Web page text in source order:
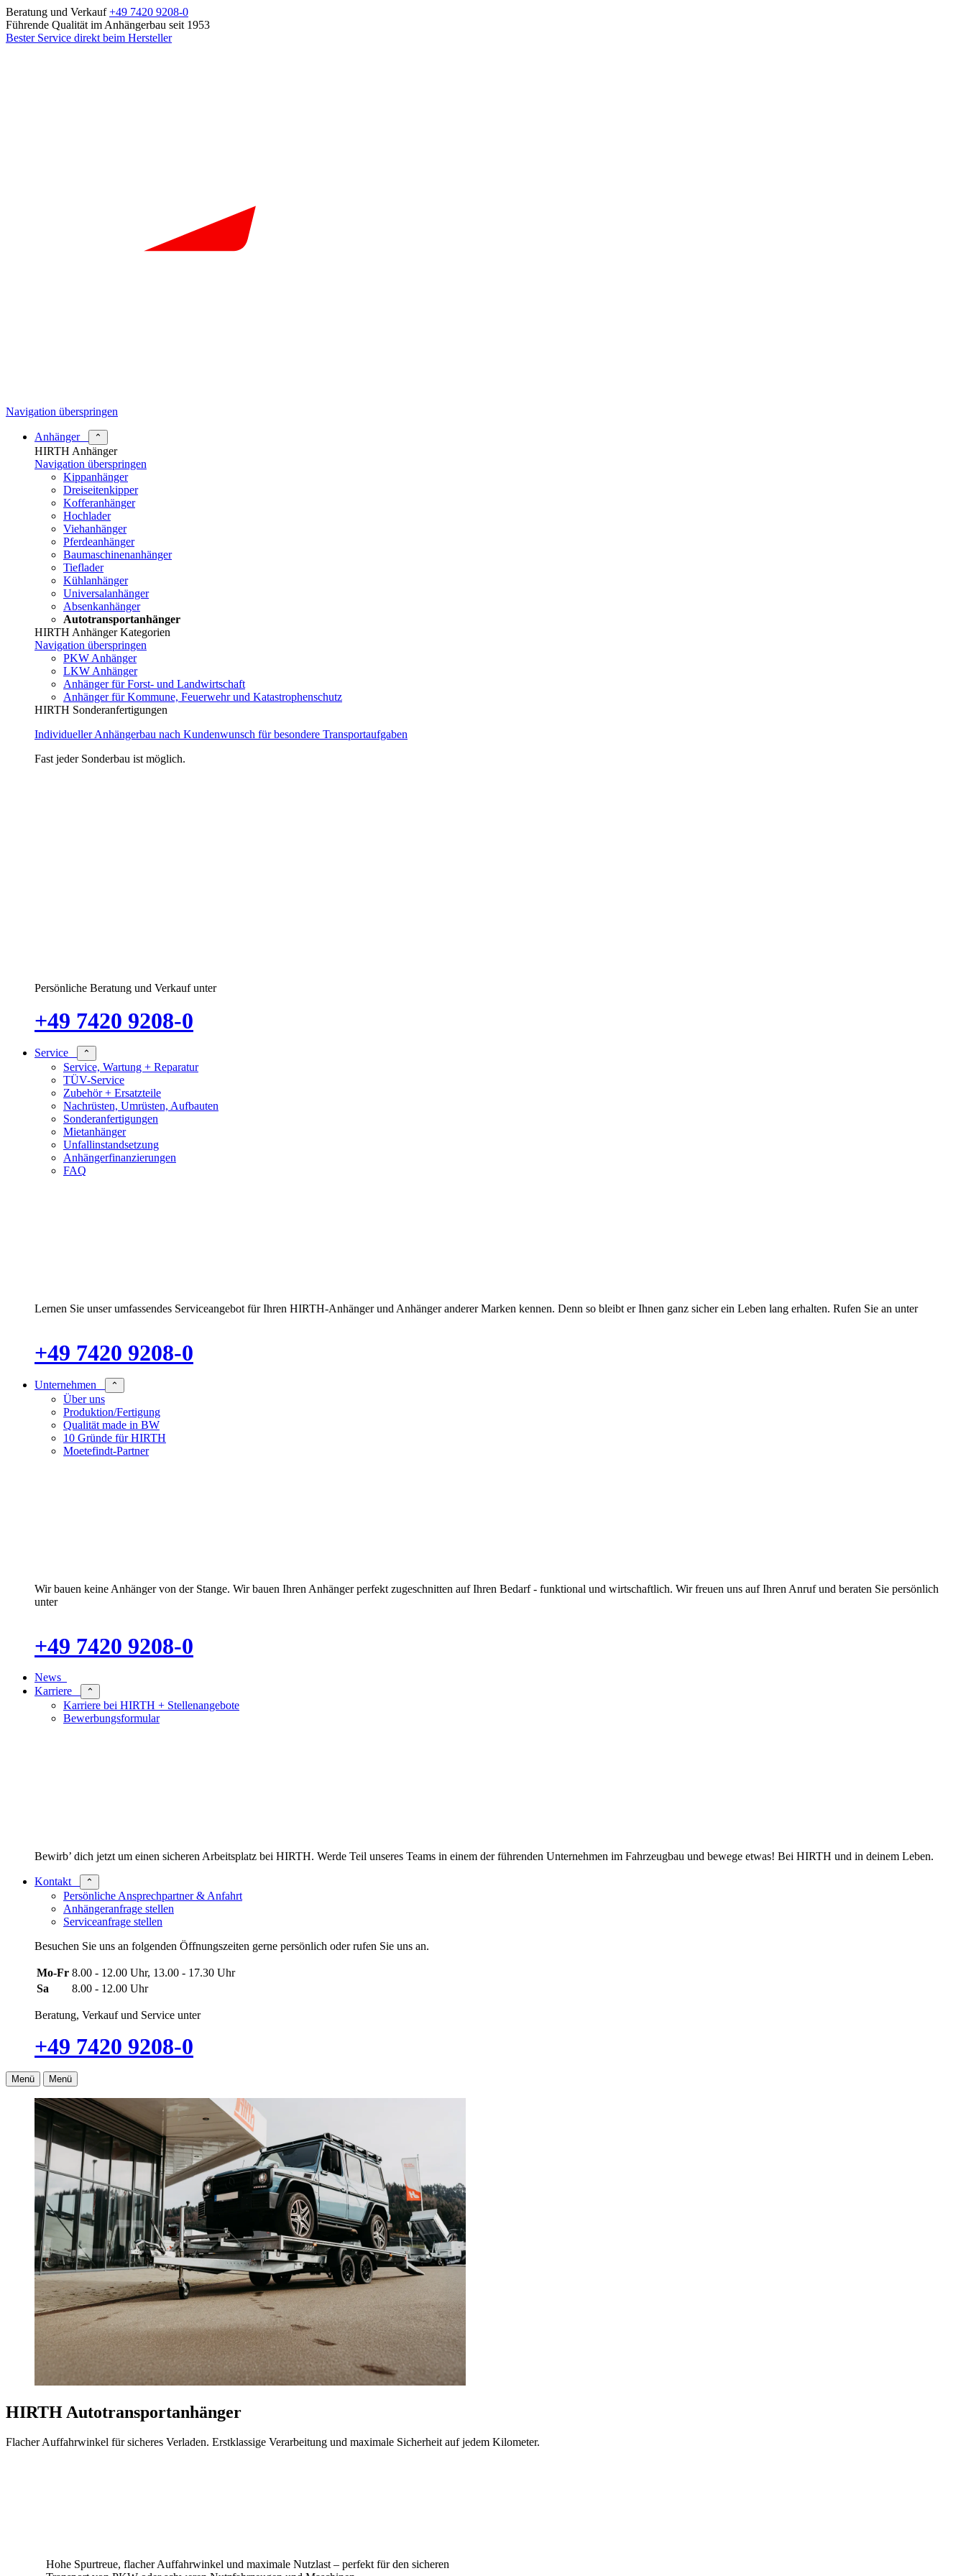
Beratung und Verkauf+49 7420 9208-0
Führende Qualität im Anhängerbau seit 1953
Bester Service direkt beim Hersteller
Navigation überspringen
Anhänger ⌃
HIRTH Anhänger
Navigation überspringen
Kippanhänger
Dreiseitenkipper
Kofferanhänger
Hochlader
Viehanhänger
Pferdeanhänger
Baumaschinenanhänger
Tieflader
Kühlanhänger
Universalanhänger
Absenkanhänger
Autotransportanhänger
HIRTH Anhänger Kategorien
Navigation überspringen
PKW Anhänger
LKW Anhänger
Anhänger für Forst- und Landwirtschaft
Anhänger für Kommune, Feuerwehr und Katastrophenschutz
HIRTH Sonderanfertigungen
Individueller Anhängerbau nach Kundenwunsch für besondere Transportaufgaben
Fast jeder Sonderbau ist möglich.
Persönliche Beratung und Verkauf unter
+49 7420 9208-0
Service ⌃
Service, Wartung + Reparatur
TÜV-Service
Zubehör + Ersatzteile
Nachrüsten, Umrüsten, Aufbauten
Sonderanfertigungen
Mietanhänger
Unfallinstandsetzung
Anhängerfinanzierungen
FAQ
Lernen Sie unser umfassendes Serviceangebot für Ihren HIRTH-Anhänger und Anhänger anderer Marken kennen. Denn so bleibt er Ihnen ganz sicher ein Leben lang erhalten. Rufen Sie an unter
+49 7420 9208-0
Unternehmen ⌃
Über uns
Produktion/Fertigung
Qualität made in BW
10 Gründe für HIRTH
Moetefindt-Partner
Wir bauen keine Anhänger von der Stange. Wir bauen Ihren Anhänger perfekt zugeschnitten auf Ihren Bedarf - funktional und wirtschaftlich. Wir freuen uns auf Ihren Anruf und beraten Sie persönlich
unter
+49 7420 9208-0
News
Karriere
⌃
Karriere bei HIRTH + Stellenangebote
Bewerbungsformular
Bewirb’ dich jetzt um einen sicheren Arbeitsplatz bei HIRTH. Werde Teil unseres Teams in einem der führenden Unternehmen im Fahrzeugbau und bewege etwas! Bei HIRTH und in deinem Leben.
Kontakt ⌃
Persönliche Ansprechpartner & Anfahrt
Anhängeranfrage stellen
Serviceanfrage stellen
Besuchen Sie uns an folgenden Öffnungszeiten gerne persönlich oder rufen Sie uns an.
Mo-Fr 8.00 - 12.00 Uhr, 13.00 - 17.30 Uhr
Sa
8.00 - 12.00 Uhr
Beratung, Verkauf und Service unter
+49 7420 9208-0
Menü Menü
HIRTH Autotransportanhänger
Flacher Auffahrwinkel für sicheres Verladen. Erstklassige Verarbeitung und maximale Sicherheit auf jedem Kilometer.
Hohe Spurtreue, flacher Auffahrwinkel und maximale Nutzlast – perfekt für den sicheren